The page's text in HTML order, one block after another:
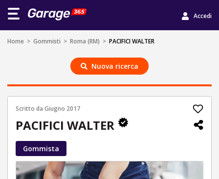
Accedi
Home > Gommisti > Roma (RM) > PACIFICI WALTER
Nuova ricerca
Scritto da Giugno 2017
PACIFICI WALTER
Gommista